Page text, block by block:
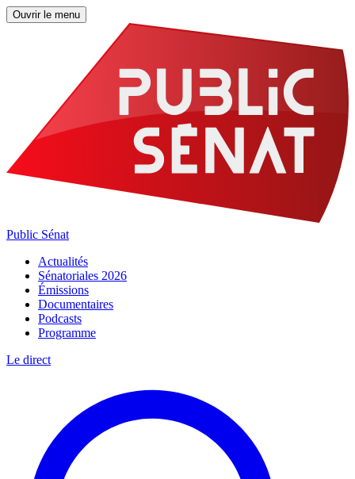
Ouvrir le menu
Public Sénat
Actualités
Sénatoriales 2026
Émissions
Documentaires
Podcasts
Programme
Le direct